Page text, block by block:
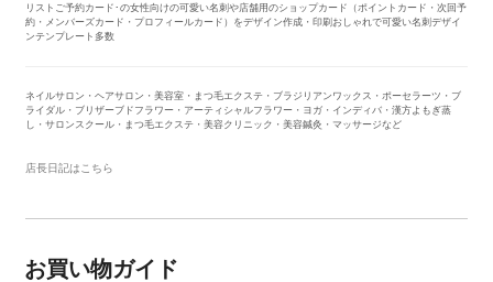
リストご予約カード･の女性向けの可愛い名刺や店舗用のショップカード（ポイントカード・次回予
約・メンバーズカード・プロフィールカード）をデザイン作成・印刷おしゃれで可愛い名刺デザイ
ンテンプレート多数
ネイルサロン・ヘアサロン・美容室・まつ毛エクステ・ブラジリアンワックス・ポーセラーツ・ブ
ライダル・ブリザーブドフラワー・アーティシャルフラワー・ヨガ・インディバ・漢方よもぎ蒸
し・サロンスクール・まつ毛エクステ・美容クリニック・美容鍼灸・マッサージなど
店長日記はこちら
お買い物ガイド